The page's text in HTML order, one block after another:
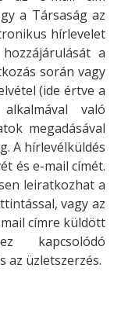
a Társaság az
hírlevelet
a
során vagy
(ide értve a
való
megadásával
A hírlevélküldés
és e-mail címét.
leiratkozhat a
vagy az
címre küldött
kapcsolódó
az üzletszerzés.